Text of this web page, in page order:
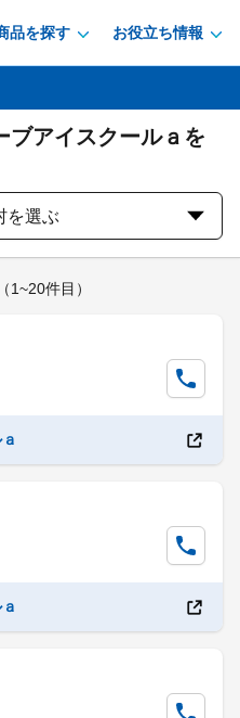
品を探す お役立ち情報
ブアイスクールａを
を選ぶ
（1~20件目）